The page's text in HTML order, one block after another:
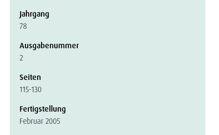
Jahrgang
78
Ausgabenummer
2
Seiten
115-130
Fertigstellung
Februar 2005